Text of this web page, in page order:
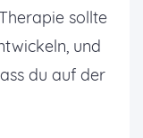
sollte
und
du auf der